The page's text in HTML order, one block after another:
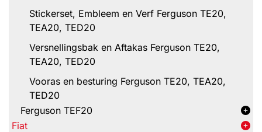
Stickerset, Embleem en Verf Ferguson TE20,
TEA20, TED20
Versnellingsbak en Aftakas Ferguson TE20,
TEA20, TED20
Vooras en besturing Ferguson TE20, TEA20,
TED20
Ferguson TEF20
Fiat